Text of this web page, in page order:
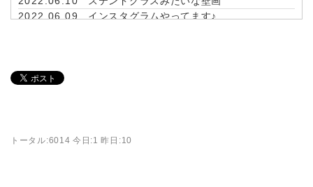
2022.06.09
インスタグラムやってます♪
トータル:6014 今日:1 昨日:10